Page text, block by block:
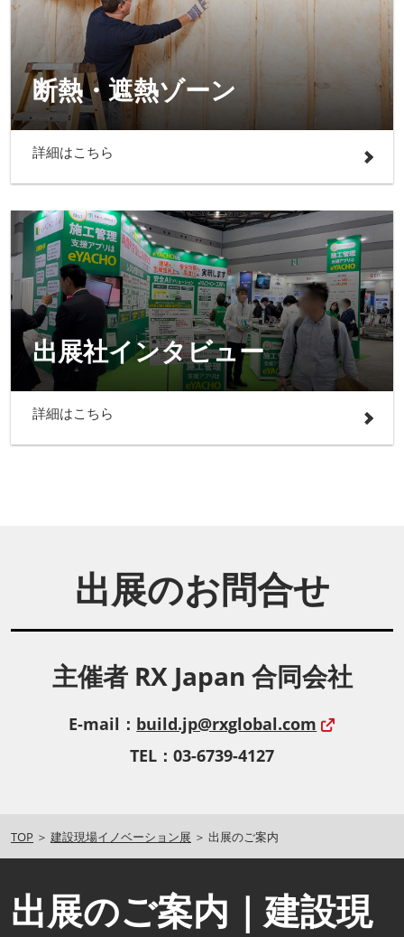
断熱・遮熱ゾーン
詳細はこちら
出展社インタビュー
詳細はこちら
出展のお問合せ
主催者 RX Japan 合同会社
E-mail： build.jp@rxglobal.com
TEL：03-6739-4127
TOP ＞ 建設現場イノベーション展 ＞ 出展のご案内
出展のご案内｜建設現